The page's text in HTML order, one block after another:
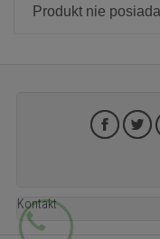
Produkt nie
Kontakt